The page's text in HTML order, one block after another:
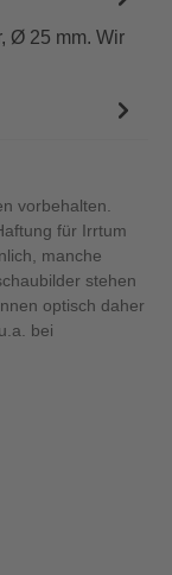
Ø 25 mm. Wir
vorbehalten.
für Irrtum
manche
stehen
optisch daher
bei